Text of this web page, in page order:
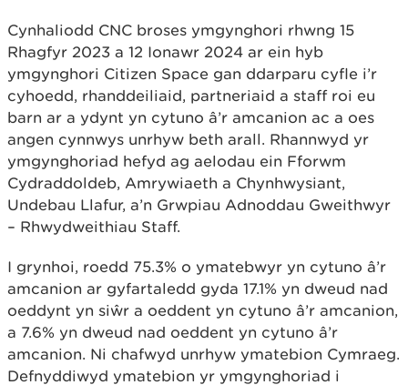
Cynhaliodd CNC broses ymgynghori rhwng 15
Rhagfyr 2023 a 12 Ionawr 2024 ar ein hyb
ymgynghori Citizen Space gan ddarparu cyfle i’r
cyhoedd, rhanddeiliaid, partneriaid a staff roi eu
barn ar a ydynt yn cytuno â’r amcanion ac a oes
angen cynnwys unrhyw beth arall. Rhannwyd yr
ymgynghoriad hefyd ag aelodau ein Fforwm
Cydraddoldeb, Amrywiaeth a Chynhwysiant,
Undebau Llafur, a’n Grwpiau Adnoddau Gweithwyr
– Rhwydweithiau Staff.
I grynhoi, roedd 75.3% o ymatebwyr yn cytuno â’r
amcanion ar gyfartaledd gyda 17.1% yn dweud nad
oeddynt yn siŵr a oeddent yn cytuno â’r amcanion,
a 7.6% yn dweud nad oeddent yn cytuno â’r
amcanion. Ni chafwyd unrhyw ymatebion Cymraeg.
Defnyddiwyd ymatebion yr ymgynghoriad i